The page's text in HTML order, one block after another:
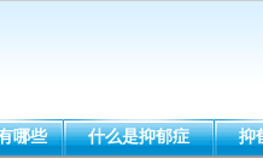
哪些 什么是抑郁症 抑